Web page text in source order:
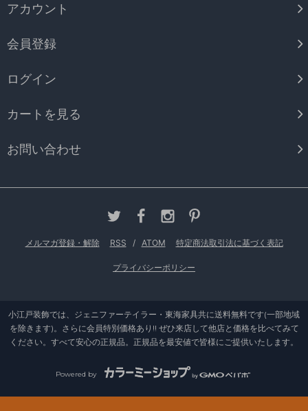
アカウント
会員登録
ログイン
カートを見る
お問い合わせ
メルマガ登録・解除 RSS / ATOM 特定商法取引法に基づく表記
プライバシーポリシー
小江戸装飾では、ジェニファーテイラー・東海家具共に送料無料です(一部地域
を除きます)。さらに会員特別価格あり!! ぜひ来店して他店と価格を比べてみて
ください。すべて安心の正規品。正規品を最安値で皆様にご提供いたします。
Powered by